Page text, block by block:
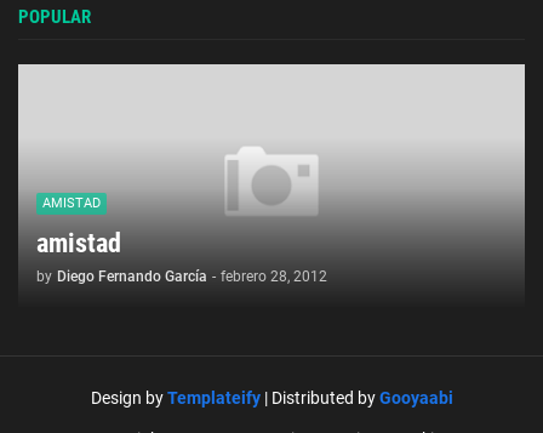
POPULAR
AMISTAD
amistad
by Diego Fernando García - febrero 28, 2012
Design byTemplateify| Distributed byGooyaabi